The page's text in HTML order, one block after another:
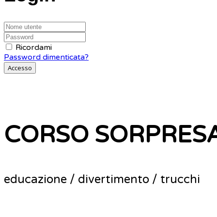
Ricordami
Password dimenticata?
Accesso
CORSO
educazione / divertimento / trucchi